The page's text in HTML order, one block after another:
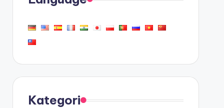
Kategori